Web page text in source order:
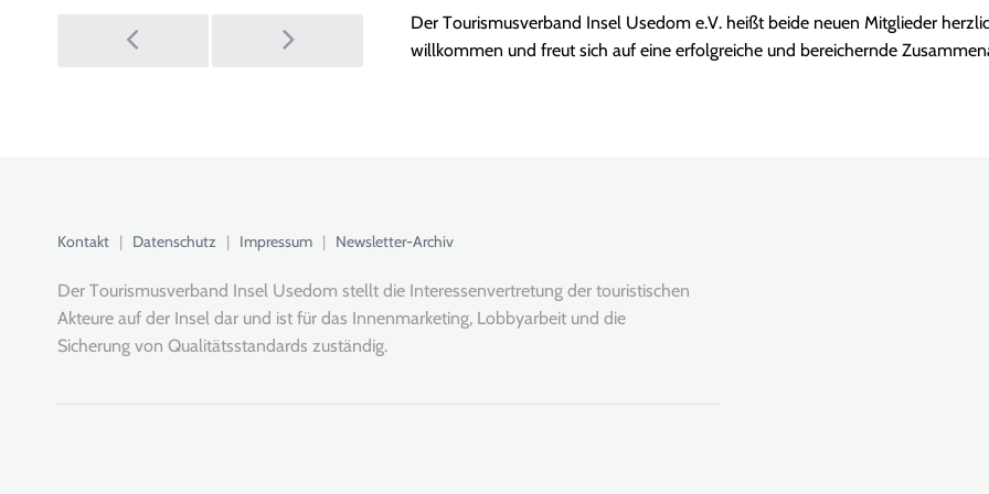
Der Tourismusverband Insel Usedom e.V. heißt beide neuen Mitglieder
willkommen und freut sich auf eine erfolgreiche und bereichernde
begrüßt
Post
Kontakt | Datenschutz | Impressum | Newsletter-Archiv
Der Tourismusverband Insel Usedom stellt die Interessenvertretung der touristischen
Akteure auf der Insel dar und ist für das Innenmarketing, Lobbyarbeit und die
Sicherung von Qualitätsstandards zuständig.